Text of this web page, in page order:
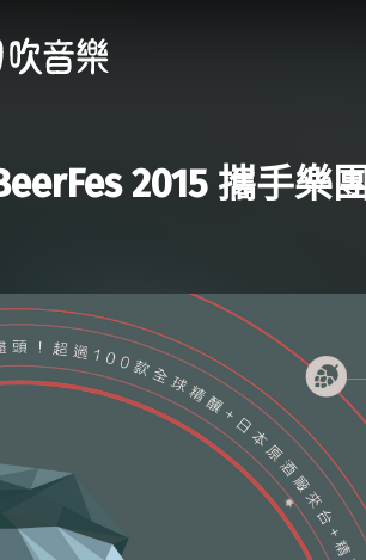
2015 攜手樂團